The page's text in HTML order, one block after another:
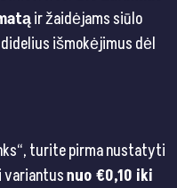
ir žaidėjams siūlo
išmokėjimus dėl
turite pirma nustatyti
variantusnuo €0,10 iki